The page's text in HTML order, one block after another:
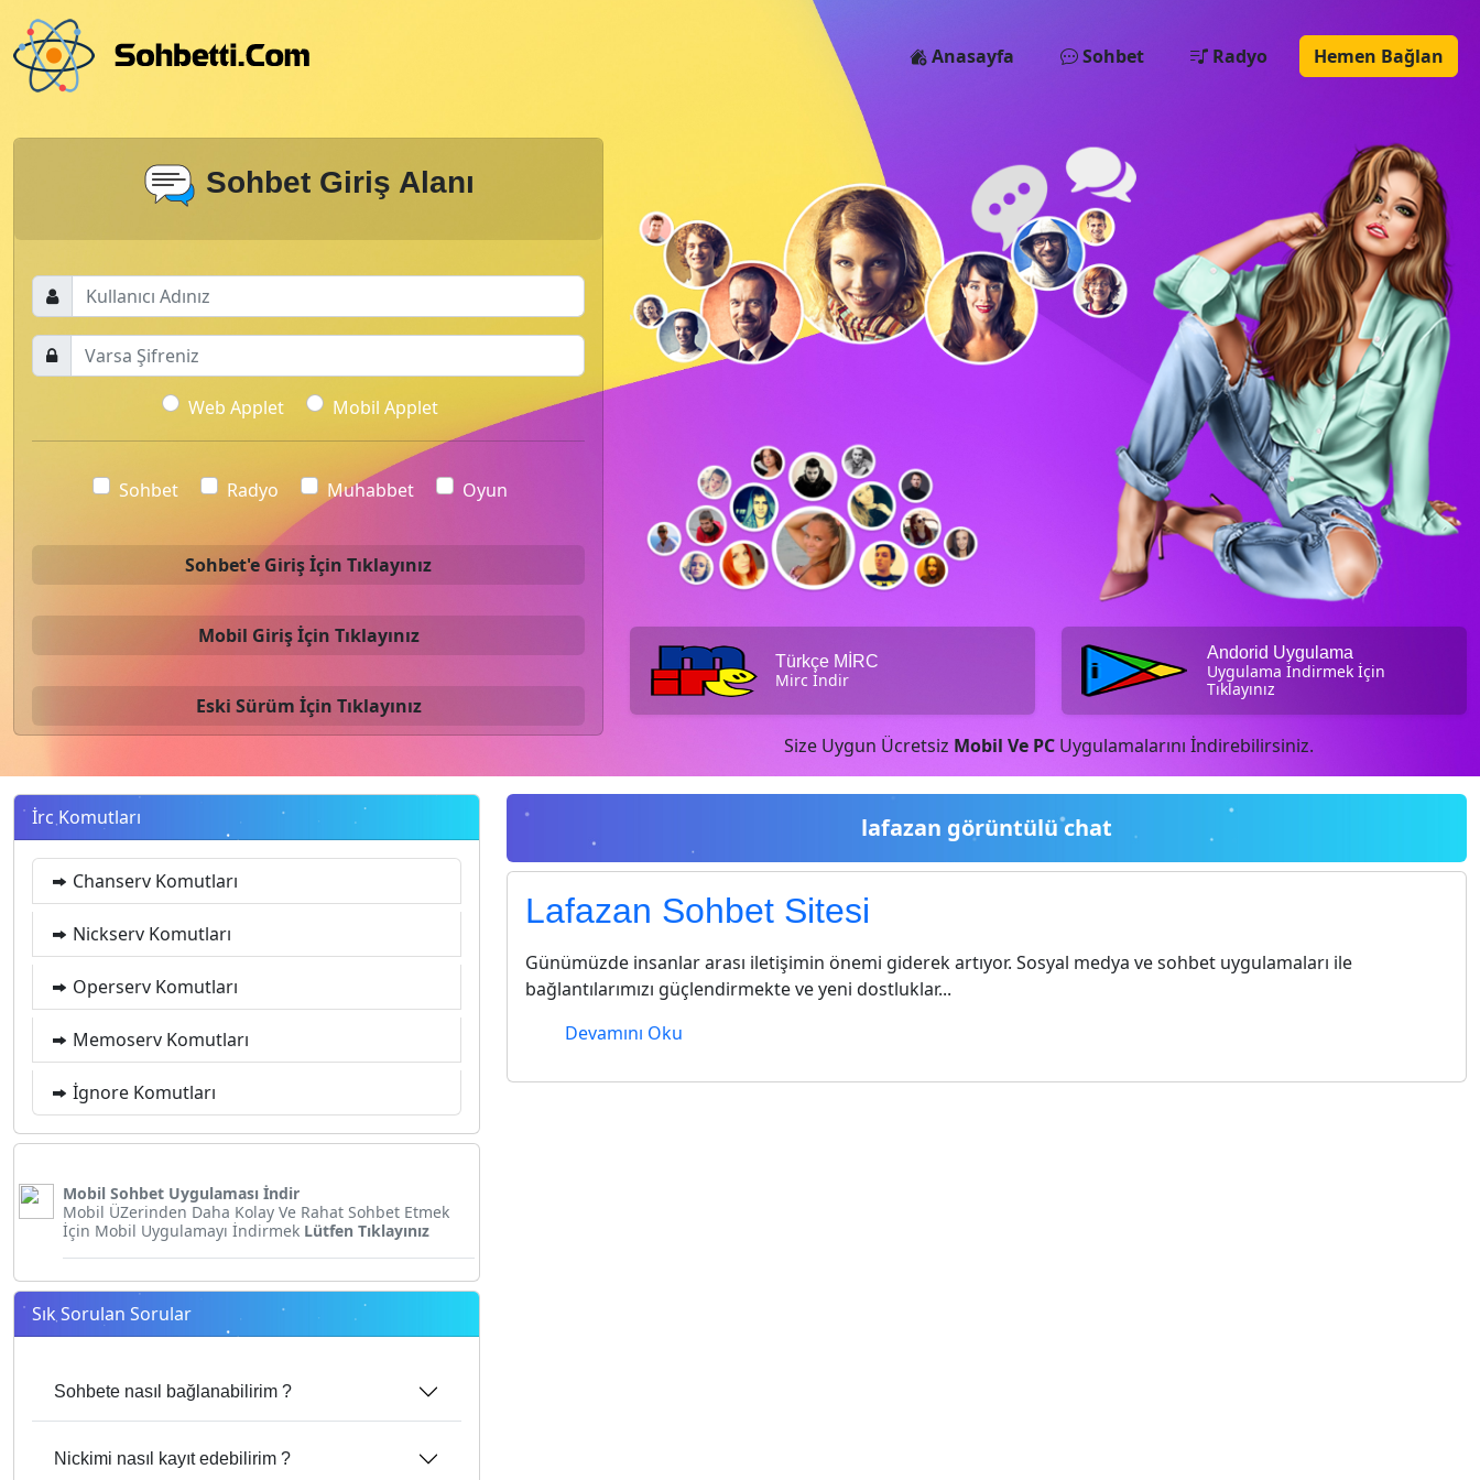
Anasayfa Sohbet Radyo Hemen Bağlan
Sohbet Giriş Alanı
Web Applet Mobil Applet
Sohbet Radyo Muhabbet Oyun
Sohbet'e Giriş İçin Tıklayınız
Mobil Giriş İçin Tıklayınız
Eski Sürüm İçin Tıklayınız
Türkçe MİRC
Mirc İndir
Andorid Uygulama
Uygulama İndirmek İçin
Tıklayınız
Size Uygun Ücretsiz Mobil Ve PC Uygulamalarını İndirebilirsiniz.
İrc Komutları
Chanserv Komutları
Nickserv Komutları
Operserv Komutları
Memoserv Komutları
İgnore Komutları
Mobil Sohbet Uygulaması İndir
Mobil ÜZerinden Daha Kolay Ve Rahat Sohbet Etmek
İçin Mobil Uygulamayı İndirmek Lütfen Tıklayınız
Sık Sorulan Sorular
Sohbete nasıl bağlanabilirim ?
Nickimi nasıl kayıt edebilirim ?
lafazan görüntülü chat
Lafazan Sohbet Sitesi
Günümüzde insanlar arası iletişimin önemi giderek artıyor. Sosyal medya ve sohbet uygulamaları ile
bağlantılarımızı güçlendirmekte ve yeni dostluklar...
Devamını Oku